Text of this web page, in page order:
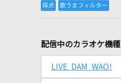
配信中のカラオケ機種
LIVE DAM WAO!